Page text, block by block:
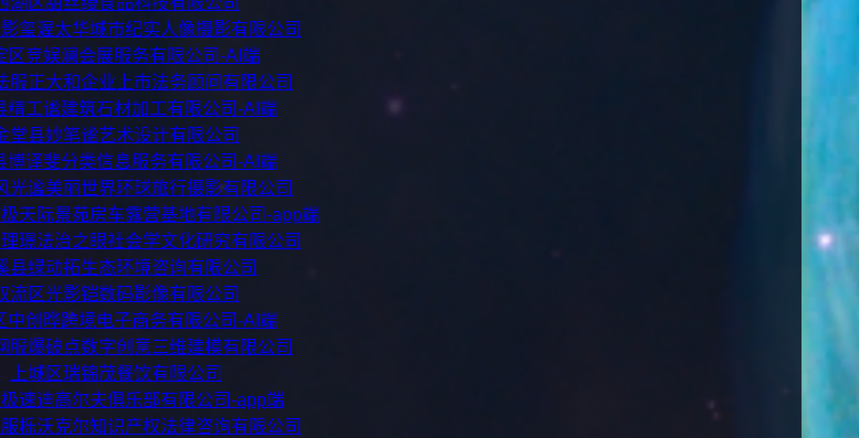
玺渥太华城市纪实人像摄影有限公司
区竞娱澜会展服务有限公司-AI端
服正大和企业上市法务顾问有限公司
精工谧建筑石材加工有限公司-AI端
堂县妙笔谧艺术设计有限公司
博译斐分类信息服务有限公司-AI端
光谧美丽世界环球旅行摄影有限公司
天际景苑房车露营基地有限公司-app端
璟法治之眼社会学文化研究有限公司
县绿动拓生态环境咨询有限公司
流区光影铠数码影像有限公司
中创晔跨境电子商务有限公司-AI端
服爆破点数字创意三维建模有限公司
上城区瑞锦茂餐饮有限公司
速迪高尔夫俱乐部有限公司-app端
栎沃克尔知识产权法律咨询有限公司